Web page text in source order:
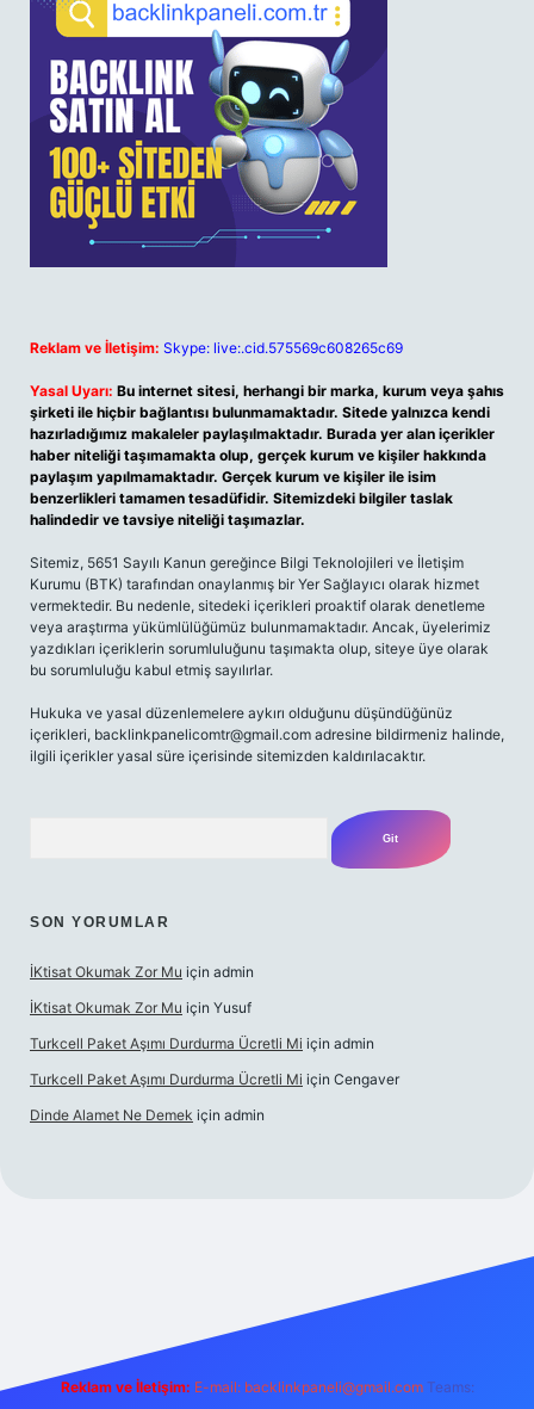
Reklam ve İletişim: Skype: live:.cid.575569c608265c69
Yasal Uyarı: Bu internet sitesi, herhangi bir marka, kurum veya şahıs
şirketi ile hiçbir bağlantısı bulunmamaktadır. Sitede yalnızca kendi
hazırladığımız makaleler paylaşılmaktadır. Burada yer alan içerikler
haber niteliği taşımamakta olup, gerçek kurum ve kişiler hakkında
paylaşım yapılmamaktadır. Gerçek kurum ve kişiler ile isim
benzerlikleri tamamen tesadüfidir. Sitemizdeki bilgiler taslak
halindedir ve tavsiye niteliği taşımazlar.
Sitemiz, 5651 Sayılı Kanun gereğince Bilgi Teknolojileri ve İletişim
Kurumu (BTK) tarafından onaylanmış bir Yer Sağlayıcı olarak hizmet
vermektedir. Bu nedenle, sitedeki içerikleri proaktif olarak denetleme
veya araştırma yükümlülüğümüz bulunmamaktadır. Ancak, üyelerimiz
yazdıkları içeriklerin sorumluluğunu taşımakta olup, siteye üye olarak
bu sorumluluğu kabul etmiş sayılırlar.
Hukuka ve yasal düzenlemelere aykırı olduğunu düşündüğünüz
içerikleri, backlinkpanelicomtr@gmail.com adresine bildirmeniz halinde,
ilgili içerikler yasal süre içerisinde sitemizden kaldırılacaktır.
SON YORUMLAR
İKtisat Okumak Zor Mu için admin
İKtisat Okumak Zor Mu için Yusuf
Turkcell Paket Aşımı Durdurma Ücretli Mi için admin
Turkcell Paket Aşımı Durdurma Ücretli Mi için Cengaver
Dinde Alamet Ne Demek için admin
Reklam ve İletişim: E-mail: backlinkpaneli@gmail.com Teams: